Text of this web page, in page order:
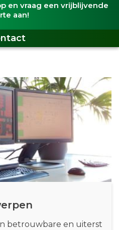
en vraag een vrijblijvende
aan!
betrouwbare en uiterst